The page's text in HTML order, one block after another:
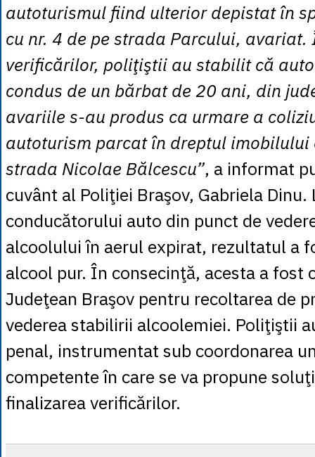
autoturismul fiind ulterior depistat în
cu nr. 4 de pe strada Parcului, avariat.
verificărilor, poliţiştii au stabilit că
condus de un bărbat de 20 ani, din
avariile s-au produs ca urmare a
autoturism parcat în dreptul imobilului
strada Nicolae Bălcescu”, a informat
cuvânt al Poliţiei Braşov, Gabriela Dinu.
conducătorului auto din punct de
alcoolului în aerul expirat, rezultatul a
alcool pur. În consecinţă, acesta a fost
Judeţean Braşov pentru recoltarea de
vederea stabilirii alcoolemiei. Poliţiştii
penal, instrumentat sub coordonarea
competente în care se va propune
finalizarea verificărilor.